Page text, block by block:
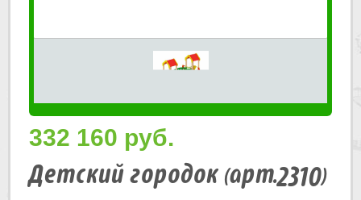
332 160 руб.
Детский городок (арт.2310)